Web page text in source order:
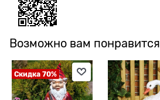
Возможно вам понравится
Скидка 70%